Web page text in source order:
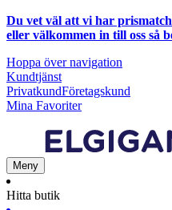
Du vet väl att vi har
eller välkommen in till oss så
Hoppa över navigation
Kundtjänst
PrivatkundFöretagskund
Mina Favoriter
Meny
Hitta butik